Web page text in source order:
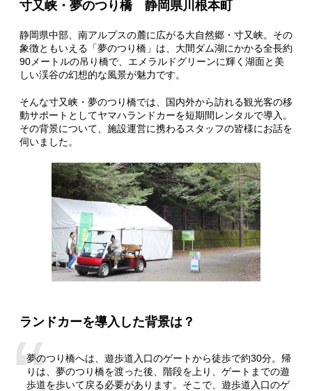
寸又峡・夢のつり橋 静岡県川根本町
静岡県中部、南アルプスの麓に広がる大自然郷・寸又峡。その
象徴ともいえる「夢のつり橋」は、大間ダム湖にかかる全長約
90メートルの吊り橋で、エメラルドグリーンに輝く湖面と美
しい渓谷の幻想的な風景が魅力です。
そんな寸又峡・夢のつり橋では、国内外から訪れる観光客の移
動サポートとしてヤマハランドカーを短期間レンタルで導入。
その背景について、施設運営に携わるスタッフの皆様にお話を
伺いました。
ランドカーを導入した背景は？
夢のつり橋へは、遊歩道入口のゲートから徒歩で約30分。帰
りは、夢のつり橋を渡った後、階段を上り、ゲートまでの遊
歩道を歩いて戻る必要があります。そこで、遊歩道入口のゲ